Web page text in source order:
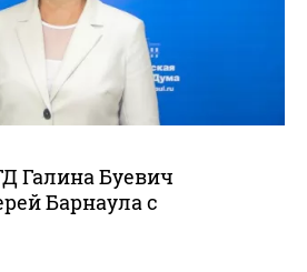
Галина Буевич
Барнаула с